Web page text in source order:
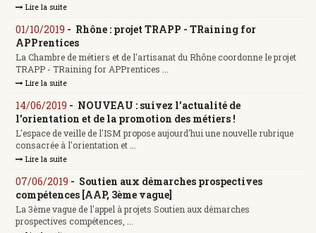
Lire la suite
01/10/2019 - Rhône : projet TRAPP - TRaining for
APPrentices
La Chambre de métiers et de l'artisanat du Rhône coordonne le projet
TRAPP - TRaining for APPrentices ...
Lire la suite
14/06/2019 - NOUVEAU : suivez l'actualité de
l'orientation et de la promotion des métiers !
L'espace de veille de l'ISM propose aujourd'hui une nouvelle rubrique
consacrée à l'orientation et ...
Lire la suite
07/06/2019 - Soutien aux démarches prospectives
compétences [AAP, 3ème vague]
La 3ème vague de l'appel à projets Soutien aux démarches
prospectives compétences, ...